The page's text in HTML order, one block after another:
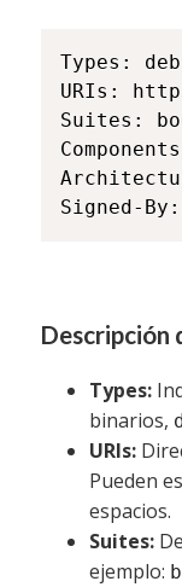
Types: deb
URIs:
Suites:
Signed-
Descripción
Types:
binarios,
URIs:
Pueden
espacios.
Suites:
ejemplo: